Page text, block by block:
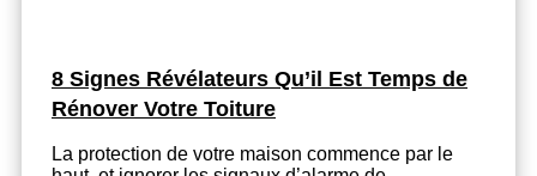
8 Signes Révélateurs Qu’il Est Temps de
Rénover Votre Toiture
La protection de votre maison commence par le